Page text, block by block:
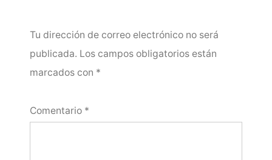
Tu dirección de correo electrónico no será
publicada. Los campos obligatorios están
marcados con *
Comentario *